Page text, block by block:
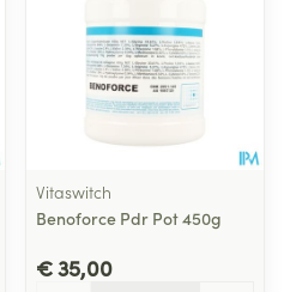
Vitaswitch
Benoforce Pdr Pot 450g
€ 35,00